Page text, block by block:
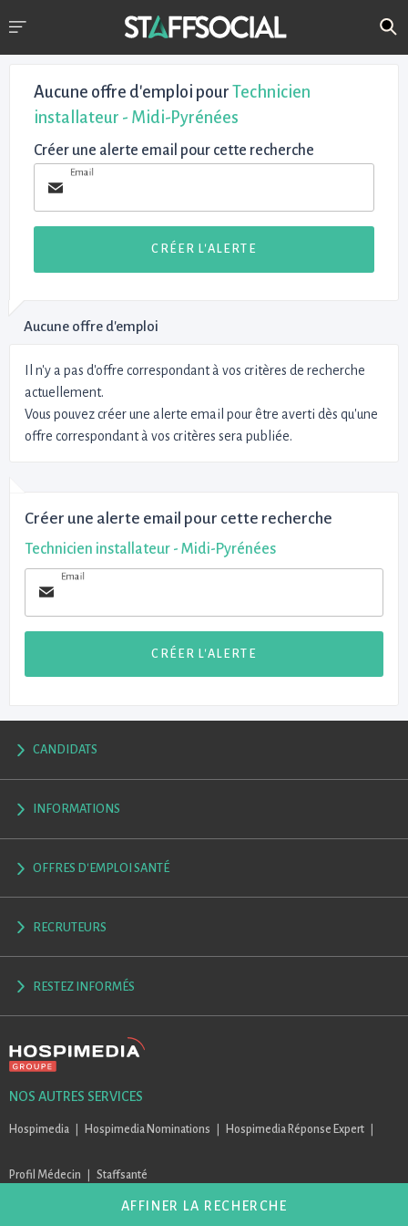
Aucune offre d'emploi pour Technicien
installateur - Midi-Pyrénées
Créer une alerte email pour cette recherche
Email
CRÉER L'ALERTE
Aucune offre d'emploi
Il n'y a pas d'offre correspondant à vos critères de recherche
actuellement.
Vous pouvez créer une alerte email pour être averti dès qu'une
offre correspondant à vos critères sera publiée.
AFFINER LA RECHERCHE
Créer une alerte email pour cette recherche
Technicien installateur - Midi-Pyrénées
Email
CRÉER L'ALERTE
CANDIDATS
INFORMATIONS
OFFRES D'EMPLOI SANTÉ
RECRUTEURS
RESTEZ INFORMÉS
NOS AUTRES SERVICES
Hospimedia Hospimedia Nominations Hospimedia Réponse Expert
Profil Médecin Staffsanté